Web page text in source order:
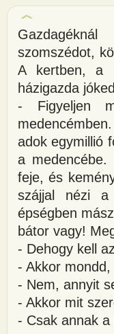
szomszédot,
A kertben, a
házigazda
- Figyeljen
adok egymillió
a
feje, és
szájjal nézi a
épségben
bátor vagy!
- Dehogy kell
- Akkor
- Nem, annyit
- Akkor mit
- Csak annak